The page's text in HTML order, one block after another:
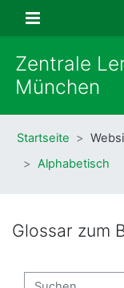
Website-
Zentrale
München
Startseite
Alphabetisch
Glossar zum
Suchen